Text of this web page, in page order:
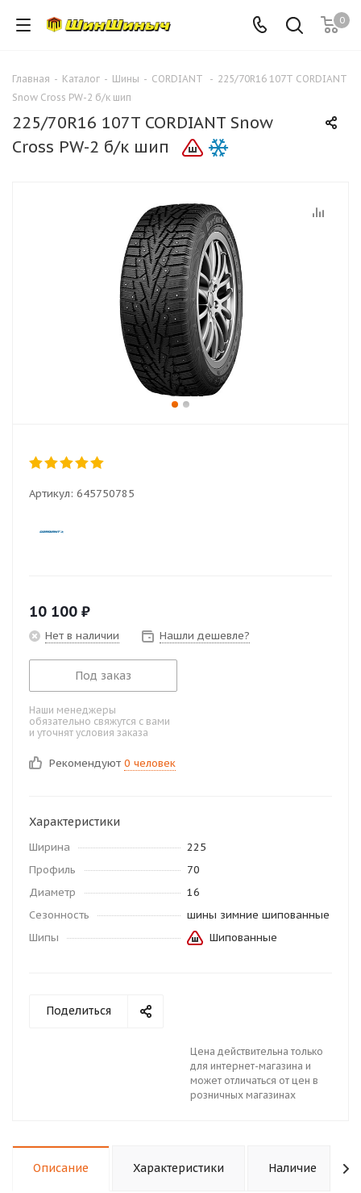
0
Главная - Каталог - Шины - CORDIANT - 225/70R16 107T CORDIANT
Snow Cross PW-2 б/к шип
225/70R16 107T CORDIANT Snow
Cross PW-2 б/к шип
Артикул: 645750785
10 100 ₽
Нет в наличии Нашли дешевле?
Под заказ
Наши менеджеры
обязательно свяжутся с вами
и уточнят условия заказа
Рекомендуют 0 человек
Характеристики
Ширина
225
Профиль
70
Диаметр
16
Сезонность
шины зимние шипованные
Шипы
Шипованные
Поделиться
Цена действительна только
для интернет-магазина и
может отличаться от цен в
розничных магазинах
Описание Характеристики Наличие